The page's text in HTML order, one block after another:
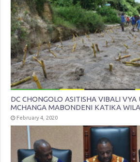
DC CHONGOLO ASITISHA VIBALI VYA
MCHANGA MABONDENI KATIKA
February 4, 2020